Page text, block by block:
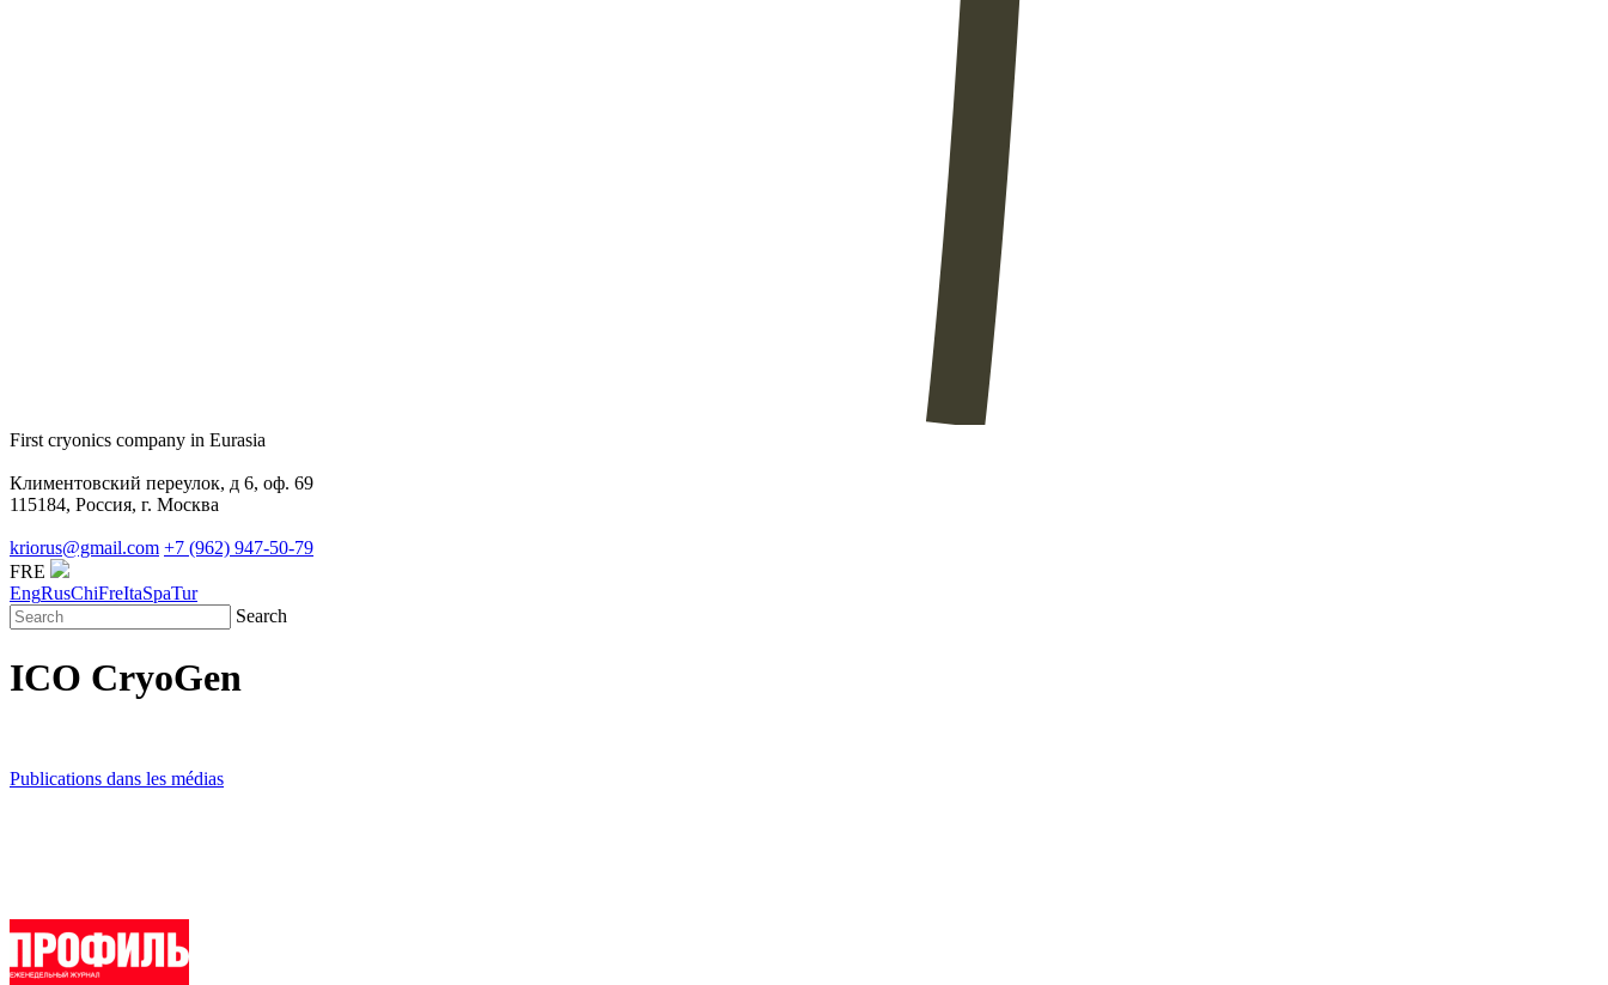
First cryonics company in Eurasia
Климентовский переулок, д 6, оф. 69
115184, Россия, г. Москва
kriorus@gmail.com +7 (962) 947-50-79
FRE
EngRusChiFreItaSpaTur
Search
ICO CryoGen
Publications dans les médias